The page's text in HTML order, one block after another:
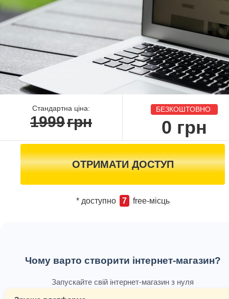
Стандартна ціна:
1999грн
БЕЗКОШТОВНО
0 грн
ОТРИМАТИ ДОСТУП
* доступно 7 free-місць
Чому варто створити інтернет-магазин?
Запускайте свій інтернет-магазин з нуля